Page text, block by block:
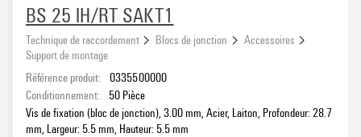
BS 25 IH/RT SAKT1
Technique de raccordement Blocs de jonction
Accessoires
Support de montage
Référence produit: 0335500000
Conditionnement:
50 Pièce
Vis de fixation (bloc de jonction), 3.00 mm, Acier, Laiton, Profondeur: 28.7
mm, Largeur: 5.5 mm, Hauteur: 5.5 mm